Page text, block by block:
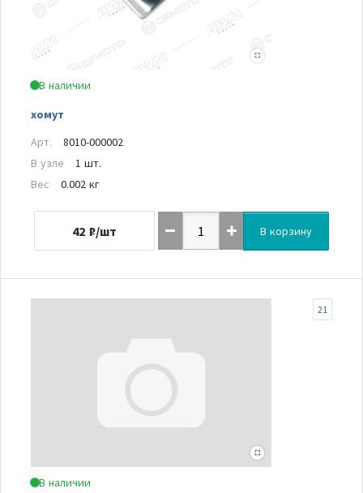
В наличии
хомут
Арт.
8010-000002
В узле
1 шт.
Вес
0.002 кг
42 ₽/шт В корзину
В наличии
21